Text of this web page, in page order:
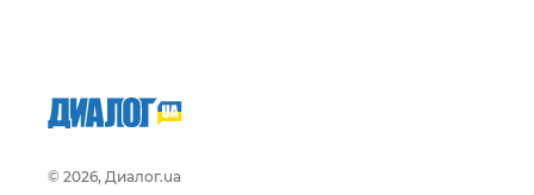
© 2026, Диалог.ua